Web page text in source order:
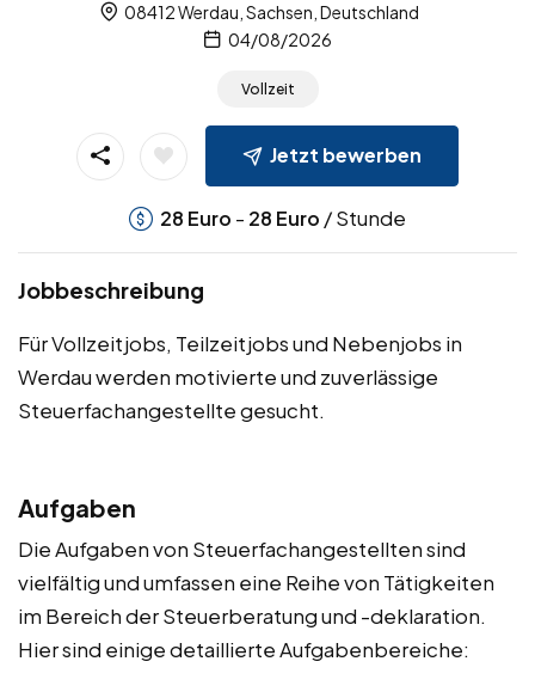
08412 Werdau, Sachsen, Deutschland
04/08/2026
Vollzeit
Jetzt bewerben
28 Euro - 28 Euro / Stunde
Jobbeschreibung
Für Vollzeitjobs, Teilzeitjobs und Nebenjobs in
Werdau werden motivierte und zuverlässige
Steuerfachangestellte gesucht.
Aufgaben
Die Aufgaben von Steuerfachangestellten sind
vielfältig und umfassen eine Reihe von Tätigkeiten
im Bereich der Steuerberatung und -deklaration.
Hier sind einige detaillierte Aufgabenbereiche: